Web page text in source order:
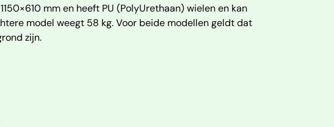
mm en heeft PU (PolyUrethaan) wielen en kan
model weegt 58 kg. Voor beide modellen geldt dat
zijn.